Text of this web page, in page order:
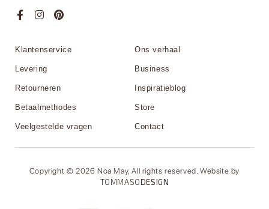
Klantenservice
Levering
Retourneren
Betaalmethodes
Veelgestelde vragen
Ons verhaal
Business
Inspiratieblog
Store
Contact
Copyright © 2026 Noa May, All rights reserved. Website by
TOMMASODESIGN